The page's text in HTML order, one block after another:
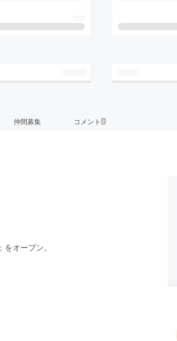
仲間募集 コメント 2
オープン。